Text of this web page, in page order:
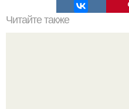
Читайте также